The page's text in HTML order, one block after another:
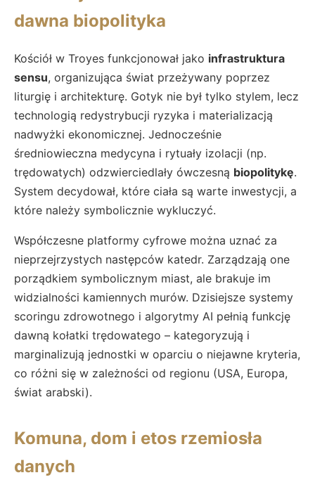
dawna biopolityka
Kościół w Troyes funkcjonował jako infrastruktura
sensu, organizująca świat przeżywany poprzez
liturgię i architekturę. Gotyk nie był tylko stylem, lecz
technologią redystrybucji ryzyka i materializacją
nadwyżki ekonomicznej. Jednocześnie
średniowieczna medycyna i rytuały izolacji (np.
trędowatych) odzwierciedlały ówczesną biopolitykę.
System decydował, które ciała są warte inwestycji, a
które należy symbolicznie wykluczyć.
Współczesne platformy cyfrowe można uznać za
nieprzejrzystych następców katedr. Zarządzają one
porządkiem symbolicznym miast, ale brakuje im
widzialności kamiennych murów. Dzisiejsze systemy
scoringu zdrowotnego i algorytmy AI pełnią funkcję
dawną kołatki trędowatego – kategoryzują i
marginalizują jednostki w oparciu o niejawne kryteria,
co różni się w zależności od regionu (USA, Europa,
świat arabski).
Komuna, dom i etos rzemiosła
danych